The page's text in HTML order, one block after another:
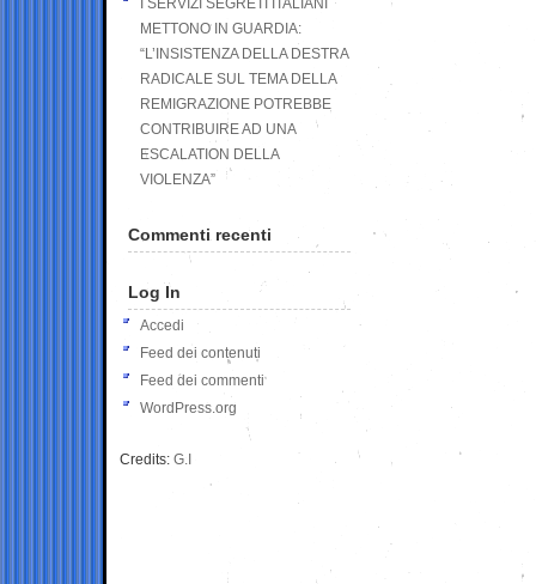
I SERVIZI SEGRETI ITALIANI
METTONO IN GUARDIA:
“L’INSISTENZA DELLA DESTRA
RADICALE SUL TEMA DELLA
REMIGRAZIONE POTREBBE
CONTRIBUIRE AD UNA
ESCALATION DELLA
VIOLENZA”
Commenti recenti
Log In
Accedi
Feed dei contenuti
Feed dei commenti
WordPress.org
Credits: G.I